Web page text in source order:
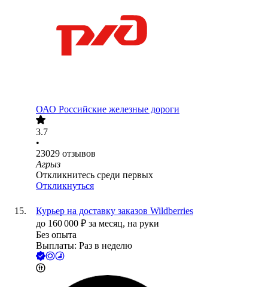
ОАО Российские железные дороги
3.7
•
23029 отзывов
Агрыз
Откликнитесь среди первых
Откликнуться
Курьер на доставку заказов Wildberries
до 160 000 ₽ за месяц, на руки
Без опыта
Выплаты: Раз в неделю